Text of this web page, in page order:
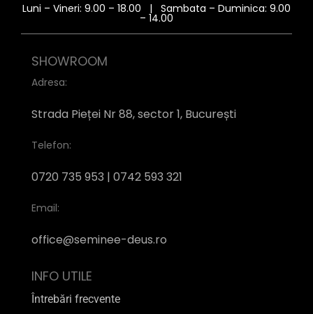
Luni – Vineri: 9.00 – 18.00 | Sambata – Duminica: 9.00
– 14.00
SHOWROOM
Adresa:
Strada Pieței Nr 88, sector 1, București
Telefon:
0720 735 953 | 0742 593 321
Email:
office@seminee-deus.ro
INFO UTILE
Întrebări frecvente